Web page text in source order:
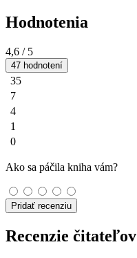
Hodnotenia
4,6 / 5
47 hodnotení
35
7
4
1
0
Ako sa páčila kniha vám?
Pridať recenziu
Recenzie čitateľov